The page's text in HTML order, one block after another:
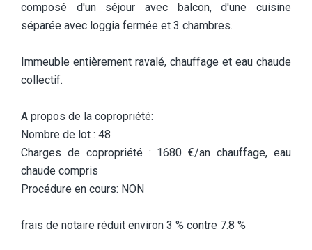
composé d'un séjour avec balcon, d'une cuisine
séparée avec loggia fermée et 3 chambres.
Immeuble entièrement ravalé, chauffage et eau chaude
collectif.
A propos de la copropriété:
Nombre de lot : 48
Charges de copropriété : 1680 €/an chauffage, eau
chaude compris
Procédure en cours: NON
frais de notaire réduit environ 3 % contre 7.8 %